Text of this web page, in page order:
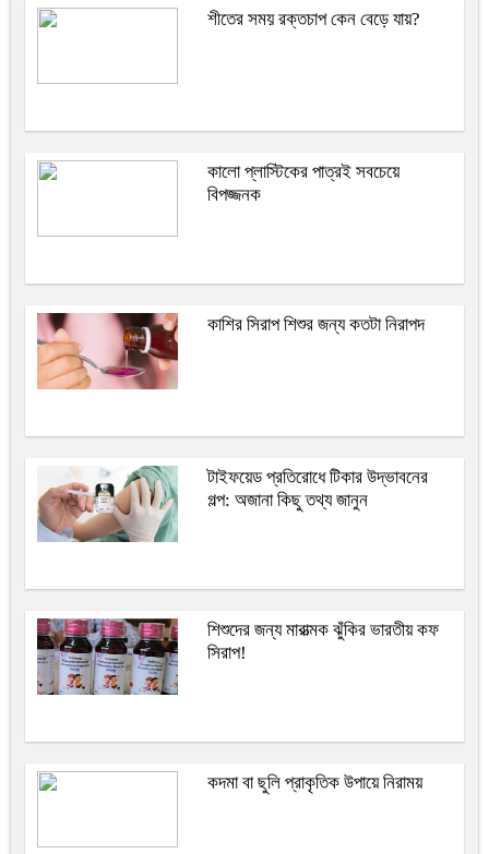
শীতের সময় রক্তচাপ কেন বেড়ে যায়?
কালো প্লাস্টিকের পাত্রই সবচেয়ে
বিপজ্জনক
কাশির সিরাপ শিশুর জন্য কতটা নিরাপদ
টাইফয়েড প্রতিরোধে টিকার উদ্ভাবনের
গল্প: অজানা কিছু তথ্য জানুন
শিশুদের জন্য মারাত্মক ঝুঁকির ভারতীয় কফ
সিরাপ!
কদমা বা ছুলি প্রাকৃতিক উপায়ে নিরাময়